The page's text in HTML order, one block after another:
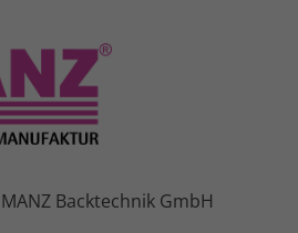
MANZ Backtechnik GmbH